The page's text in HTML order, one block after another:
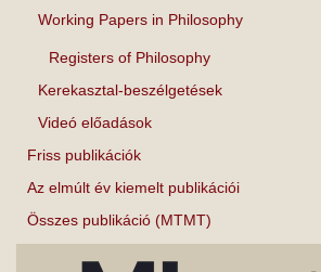
Working Papers in Philosophy
Registers of Philosophy
Kerekasztal-beszélgetések
Videó előadások
Friss publikációk
Az elmúlt év kiemelt publikációi
Összes publikáció (MTMT)